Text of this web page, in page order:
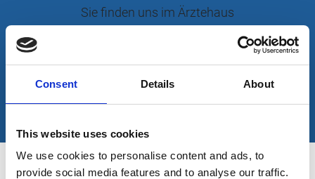
Consent Details About
This website uses cookies
We use cookies to personalise content and ads, to
provide social media features and to analyse our traffic.
Sie finden uns im Ärztehaus
93059 Regensburg
Weitere Infos zur Praxis
Telefon: +49 941 799800 (für weitere Info klicken)